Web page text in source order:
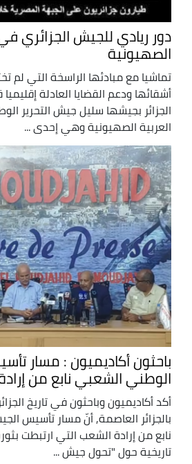
دور ريادي للجيش الجزائري في
الصهيونية
تماشيا مع مبادئها الراسخة التي لم
أشقائها ودعم القضايا العادلة إقليميا
الجزائر بجيشها سليل جيش التحرير
العربية الصهيونية وهي إحدى ...
باحثون أكاديميون : مسار
الوطني الشعبي نابع من
أكد أكاديميون وباحثون في تاريخ الجزائر,
بالجزائر العاصمة, أنّ مسار تأسيس
نابع من إرادة الشعب التي ارتبطت
تاريخية حول "تحول جيش ...